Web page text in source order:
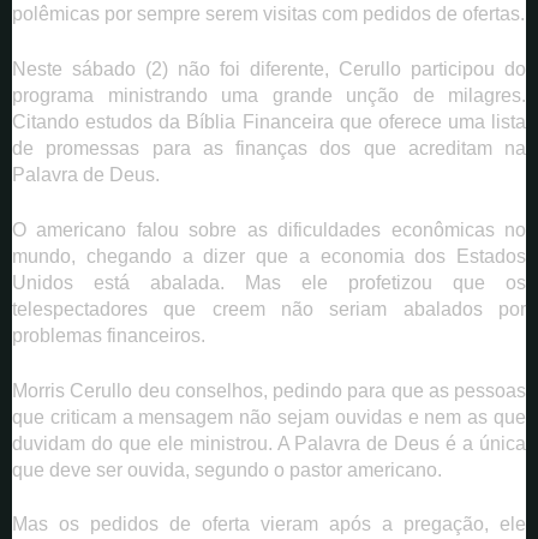
polêmicas por sempre serem visitas com pedidos de ofertas.
Neste sábado (2) não foi diferente, Cerullo participou do
programa ministrando uma grande unção de milagres.
Citando estudos da Bíblia Financeira que oferece uma lista
de promessas para as finanças dos que acreditam na
Palavra de Deus.
O americano falou sobre as dificuldades econômicas no
mundo, chegando a dizer que a economia dos Estados
Unidos está abalada. Mas ele profetizou que os
telespectadores que creem não seriam abalados por
problemas financeiros.
Morris Cerullo deu conselhos, pedindo para que as pessoas
que criticam a mensagem não sejam ouvidas e nem as que
duvidam do que ele ministrou. A Palavra de Deus é a única
que deve ser ouvida, segundo o pastor americano.
Mas os pedidos de oferta vieram após a pregação, ele